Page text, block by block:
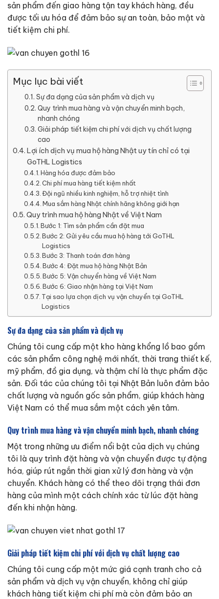
sản phẩm đến giao hàng tận tay khách hàng, đều
được tối ưu hóa để đảm bảo sự an toàn, bảo mật và
tiết kiệm chi phí.
Mục lục bài viết
Sự đa dạng của sản phẩm và dịch vụ
Quy trình mua hàng và vận chuyển minh bạch,
nhanh chóng
Giải pháp tiết kiệm chi phí với dịch vụ chất lượng
cao
Lợi ích dịch vụ mua hộ hàng Nhật uy tín chỉ có tại
GoTHL Logistics
Hàng hóa được đảm bảo
Chi phí mua hàng tiết kiệm nhất
Đội ngũ nhiều kinh nghiệm, hỗ trợ nhiệt tình
Mua sắm hàng Nhật chính hãng không giới hạn
Quy trình mua hộ hàng Nhật về Việt Nam
Bước 1: Tìm sản phẩm cần đặt mua
Bước 2: Gửi yêu cầu mua hộ hàng tới GoTHL
Logistics
Bước 3: Thanh toán đơn hàng
Bước 4: Đặt mua hộ hàng Nhật Bản
Bước 5: Vận chuyển hàng về Việt Nam
Bước 6: Giao nhận hàng tại Việt Nam
Tại sao lựa chọn dịch vụ vận chuyển tại GoTHL
Logistics
Sự đa dạng của sản phẩm và dịch vụ
Chúng tôi cung cấp một kho hàng khổng lồ bao gồm
các sản phẩm công nghệ mới nhất, thời trang thiết kế,
mỹ phẩm, đồ gia dụng, và thậm chí là thực phẩm đặc
sản. Đối tác của chúng tôi tại Nhật Bản luôn đảm bảo
chất lượng và nguồn gốc sản phẩm, giúp khách hàng
Việt Nam có thể mua sắm một cách yên tâm.
Quy trình mua hàng và vận chuyển minh bạch, nhanh chóng
Một trong những ưu điểm nổi bật của dịch vụ chúng
tôi là quy trình đặt hàng và vận chuyển được tự động
hóa, giúp rút ngắn thời gian xử lý đơn hàng và vận
chuyển. Khách hàng có thể theo dõi trạng thái đơn
hàng của mình một cách chính xác từ lúc đặt hàng
đến khi nhận hàng.
Giải pháp tiết kiệm chi phí với dịch vụ chất lượng cao
Chúng tôi cung cấp một mức giá cạnh tranh cho cả
sản phẩm và dịch vụ vận chuyển, không chỉ giúp
khách hàng tiết kiệm chi phí mà còn đảm bảo an